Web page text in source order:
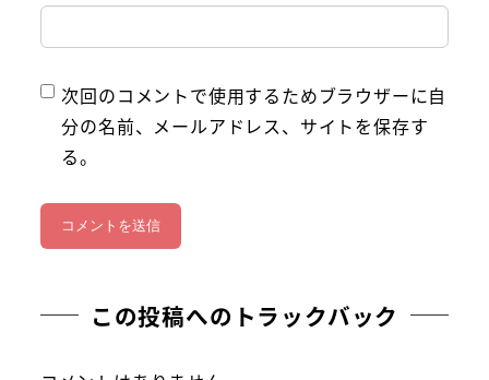
次回のコメントで使用するためブラウザーに自
分の名前、メールアドレス、サイトを保存す
る。
この投稿へのトラックバック